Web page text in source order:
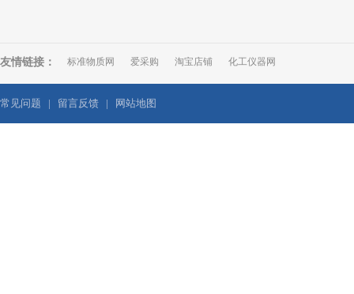
友情链接： 标准物质网 爱采购 淘宝店铺 化工仪器网
常见问题 | 留言反馈 | 网站地图